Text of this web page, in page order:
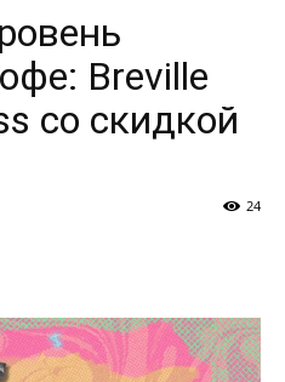
Breville
со скидкой
24